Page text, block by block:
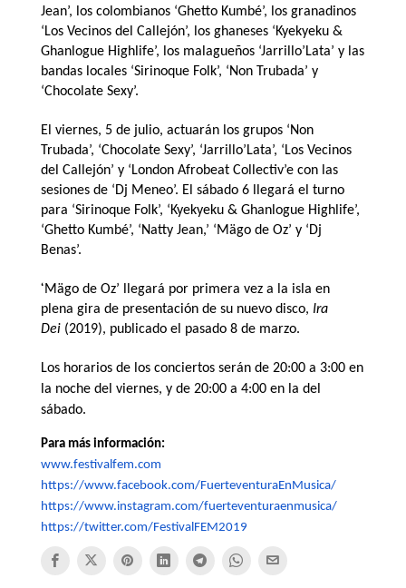
Jean’, los colombianos ‘Ghetto Kumbé’, los granadinos
‘Los Vecinos del Callejón’, los ghaneses ‘Kyekyeku &
Ghanlogue Highlife’, los malagueños ‘Jarrillo’Lata’ y las
bandas locales ‘Sirinoque Folk’, ‘Non Trubada’ y
‘Chocolate Sexy’.
El viernes, 5 de julio, actuarán los grupos ‘Non
Trubada’, ‘Chocolate Sexy’, ‘Jarrillo’Lata’, ‘Los Vecinos
del Callejón’ y ‘London Afrobeat Collectiv’e con las
sesiones de ‘Dj Meneo’. El sábado 6 llegará el turno
para ‘Sirinoque Folk’, ‘Kyekyeku & Ghanlogue Highlife’,
‘Ghetto Kumbé’, ‘Natty Jean,’ ‘Mägo de Oz’ y ‘Dj
Benas’.
‘Mägo de Oz’ llegará por primera vez a la isla en
plena gira de presentación de su nuevo disco, Ira
Dei(2019), publicado el pasado 8 de marzo.
Los horarios de los conciertos serán de 20:00 a 3:00 en
la noche del viernes, y de 20:00 a 4:00 en la del
sábado.
Para más información:
www.festivalfem.com
https://www.facebook.com/FuerteventuraEnMusica/
https://www.instagram.com/fuerteventuraenmusica/
https://twitter.com/FestivalFEM2019